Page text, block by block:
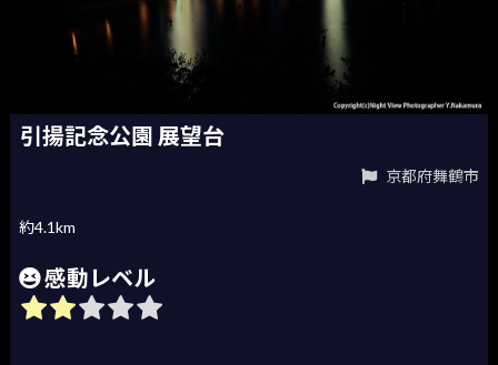
引揚記念公園 展望台
京都府舞鶴市
約4.1km
感動レベル